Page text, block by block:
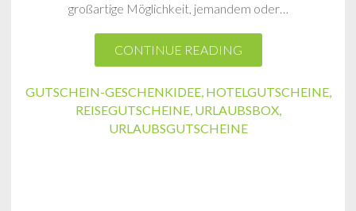
großartige Möglichkeit, jemandem oder…
CONTINUE READING
GUTSCHEIN-GESCHENKIDEE, HOTELGUTSCHEINE,
REISEGUTSCHEINE, URLAUBSBOX,
URLAUBSGUTSCHEINE